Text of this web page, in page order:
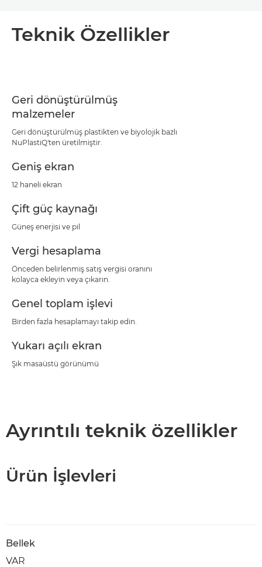
Teknik Özellikler
Geri dönüştürülmüş
malzemeler
Geri dönüştürülmüş plastikten ve biyolojik bazlı
NuPlastiQ'ten üretilmiştir.
Geniş ekran
12 haneli ekran
Çift güç kaynağı
Güneş enerjisi ve pil
Vergi hesaplama
Önceden belirlenmiş satış vergisi oranını
kolayca ekleyin veya çıkarın.
Genel toplam işlevi
Birden fazla hesaplamayı takip edin.
Yukarı açılı ekran
Şık masaüstü görünümü
Ayrıntılı teknik özellikler
Ürün İşlevleri
Bellek
VAR